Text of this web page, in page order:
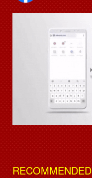
RECOMMENDED